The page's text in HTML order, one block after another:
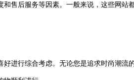
售后服务等因素。一般来说，这些网
行综合考虑。无论您是追求时尚潮流